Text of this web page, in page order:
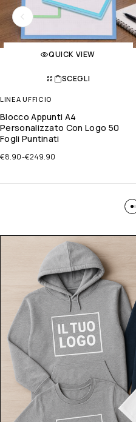
QUICK VIEW
SCEGLI
LINEA UFFICIO
Blocco Appunti A4
Personalizzato Con Logo 50
Fogli Puntinati
€8.90-€249.90